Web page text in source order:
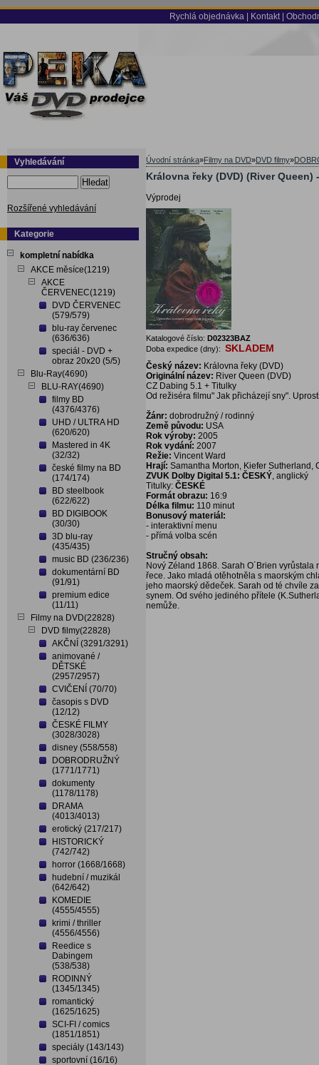
Rychlá objednávka Kontakt
Vyhledávání
Hledat
Rozšířené vyhledávání
Kategorie
kompletní nabídka
AKCE měsíce(1219)
AKCE
ČERVENEC(1219)
DVD ČERVENEC
(579/579)
blu-ray červenec
(636/636)
speciál - DVD +
obraz 20x20 (5/5)
Blu-Ray(4690)
BLU-RAY(4690)
filmy BD
(4376/4376)
UHD / ULTRA HD
(620/620)
Mastered in 4K
(32/32)
české filmy na BD
(174/174)
BD steelbook
(622/622)
BD DIGIBOOK
(30/30)
3D blu-ray
(435/435)
music BD (236/236)
dokumentární BD
(91/91)
premium edice
(11/11)
Filmy na DVD(22828)
DVD filmy(22828)
AKČNÍ (3291/3291)
animované /
DĚTSKÉ
(2957/2957)
CVIČENÍ (70/70)
časopis s DVD
(12/12)
ČESKÉ FILMY
(3028/3028)
disney (558/558)
DOBRODRUŽNÝ
(1771/1771)
dokumenty
(1178/1178)
DRAMA
(4013/4013)
erotický (217/217)
HISTORICKÝ
(742/742)
horror (1668/1668)
hudební / muzikál
(642/642)
KOMEDIE
(4555/4555)
krimi / thriller
(4556/4556)
Reedice s
Dabingem
(538/538)
RODINNÝ
(1345/1345)
romantický
(1625/1625)
SCI-FI / comics
(1851/1851)
speciály (143/143)
sportovní (16/16)
Úvodní stránka»Filmy na DVD»DVD filmy»
Královna řeky (DVD) (River Queen)
Výprodej
Katalogové číslo: D02323BAZ
Doba expedice (dny): SKLADEM
Český název: Královna řeky (DVD)
Originální název: River Queen (DVD)
CZ Dabing 5.1 + Titulky
Od režiséra filmu" Jak přicházejí sny".
Žánr: dobrodružný / rodinný
Země původu: USA
Rok výroby: 2005
Rok vydání: 2007
Režie: Vincent Ward
Hrají: Samantha Morton, Kiefer Sutherland,
ZVUK Dolby Digital 5.1: ČESKÝ, anglický
Titulky: ČESKÉ
Formát obrazu: 16:9
Délka filmu: 110 minut
Bonusový materiál:
- interaktivní menu
- přímá volba scén
Stručný obsah:
Nový Zéland 1868. Sarah O´Brien
řece. Jako mladá otěhotněla s maorským
jeho maorský dědeček. Sarah od té chvíle
synem. Od svého jediného přítele
nemůže.